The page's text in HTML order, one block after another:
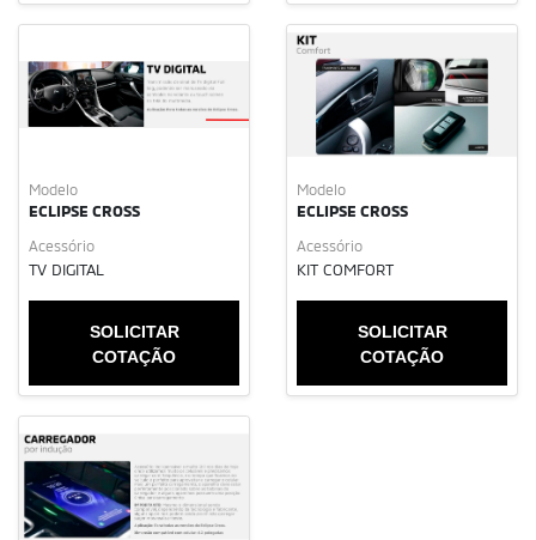
Modelo
ECLIPSE CROSS
Acessório
TV DIGITAL
SOLICITAR
COTAÇÃO
Modelo
ECLIPSE CROSS
Acessório
KIT COMFORT
SOLICITAR
COTAÇÃO